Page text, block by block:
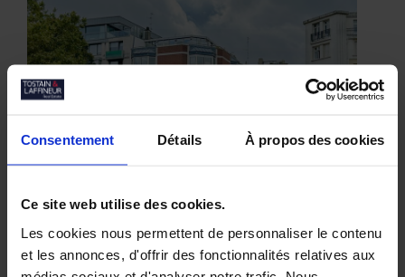
Consentement Détails À propos des cookies
Ce site web utilise des cookies.
Les cookies nous permettent de personnaliser le contenu
et les annonces, d'offrir des fonctionnalités relatives aux